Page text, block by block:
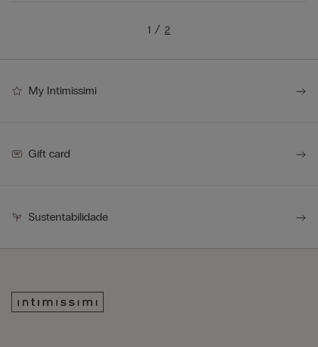
1 2
My Intimissimi
Gift card
Sustentabilidade